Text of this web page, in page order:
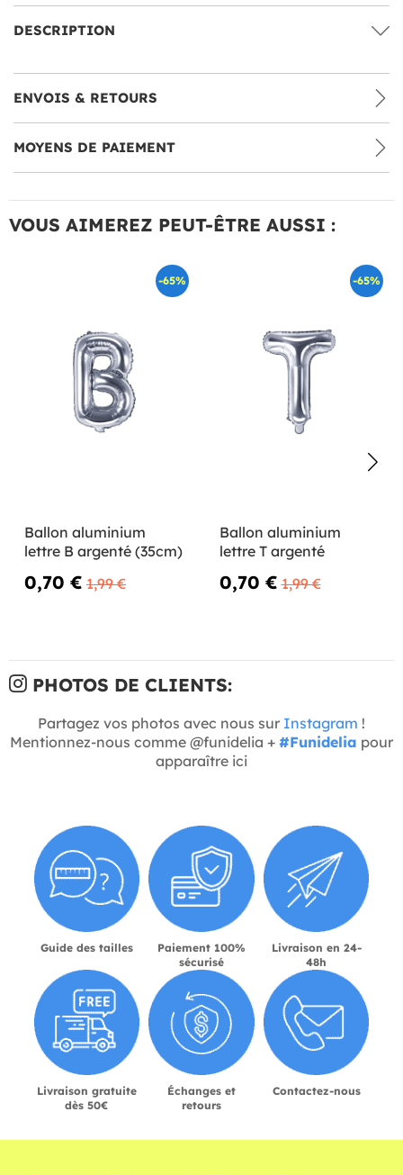
DESCRIPTION
ENVOIS & RETOURS
MOYENS DE PAIEMENT
VOUS AIMEREZ PEUT-ÊTRE AUSSI :
-65%
Ballon aluminium
lettre B argenté (35cm)
0,70 € 1,99 €
-65%
Ballon aluminium
lettre T argenté
0,70 € 1,99 €
PHOTOS DE CLIENTS:
Partagez vos photos avec nous sur Instagram !
Mentionnez-nous comme @funidelia + #Funidelia pour
apparaître ici
Guide des tailles
Paiement 100%
sécurisé
Livraison en 24-
48h
Livraison gratuite
dès 50€
Échanges et
retours
Contactez-nous